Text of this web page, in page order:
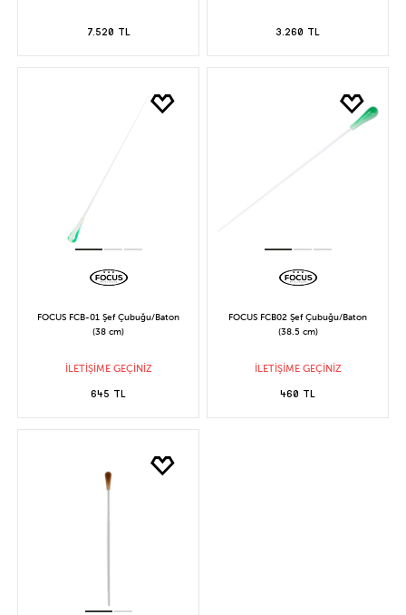
7.520 TL 3.260 TL
FOCUS FCB-01 Şef Çubuğu/Baton
(38 cm)
İLETİŞİME GEÇİNİZ
645 TL
FOCUS FCB02 Şef Çubuğu/Baton
(38.5 cm)
İLETİŞİME GEÇİNİZ
460 TL